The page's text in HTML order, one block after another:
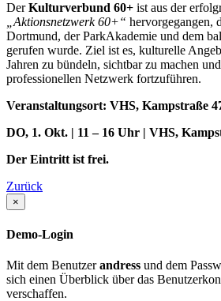
DerKulturverbund 60+ ist aus der
„Aktionsnetzwerk 60+“ hervorgegangen,
Dortmund, der ParkAkademie und dem
gerufen wurde. Ziel ist es, kulturelle
Jahren zu bündeln, sichtbar zu machen
professionellen Netzwerk fortzuführen.
Veranstaltungsort: VHS, Kampstraße
DO, 1. Okt. | 11 – 16 Uhr | VHS,
Der Eintritt ist frei.
Zurück
×
Demo-Login
Mit dem Benutzerandress und dem
sich einen Überblick über das
verschaffen.